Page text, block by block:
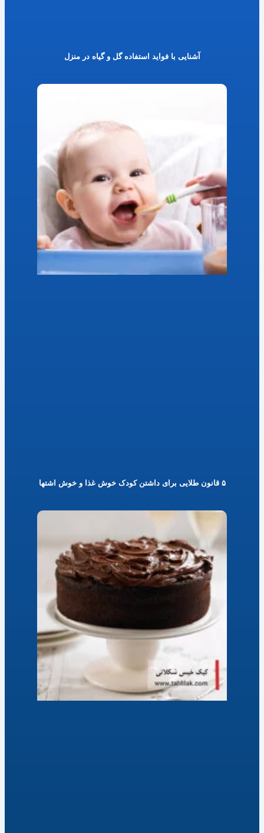
آشنایی با فواید استفاده گل و گیاه در منزل
۵ قانون طلایی برای داشتن کودک خوش غذا و خوش اشتها